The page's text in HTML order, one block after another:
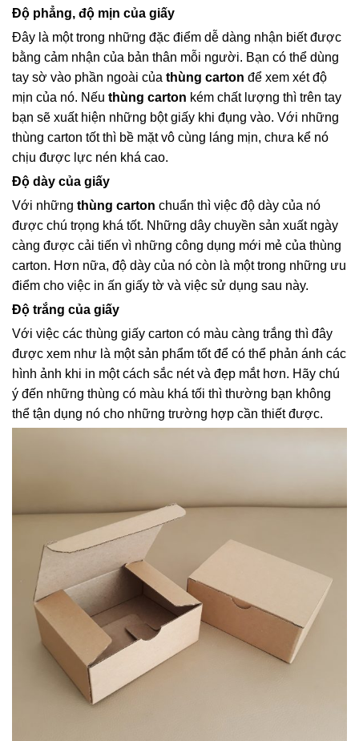
Độ phẳng, độ mịn của giấy
Đây là một trong những đặc điểm dễ dàng nhận biết được
bằng cảm nhận của bản thân mỗi người. Bạn có thể dùng
tay sờ vào phần ngoài của thùng carton để xem xét độ
mịn của nó. Nếu thùng carton kém chất lượng thì trên tay
bạn sẽ xuất hiện những bột giấy khi đụng vào. Với những
thùng carton tốt thì bề mặt vô cùng láng mịn, chưa kể nó
chịu được lực nén khá cao.
Độ dày của giấy
Với những thùng carton chuẩn thì việc độ dày của nó
được chú trọng khá tốt. Những dây chuyền sản xuất ngày
càng được cải tiến vì những công dụng mới mẻ của thùng
carton. Hơn nữa, độ dày của nó còn là một trong những ưu
điểm cho việc in ấn giấy tờ và việc sử dụng sau này.
Độ trắng của giấy
Với việc các thùng giấy carton có màu càng trắng thì đây
được xem như là một sản phẩm tốt để có thể phản ánh các
hình ảnh khi in một cách sắc nét và đẹp mắt hơn. Hãy chú
ý đến những thùng có màu khá tối thì thường bạn không
thể tận dụng nó cho những trường hợp cần thiết được.